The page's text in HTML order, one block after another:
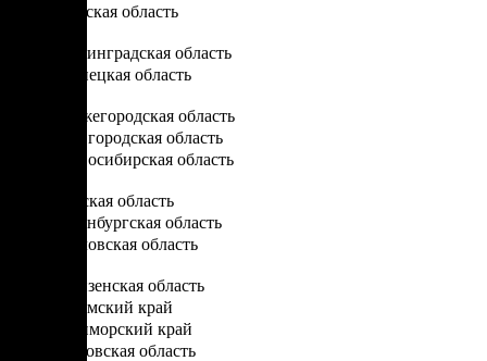
Курская область
Ленинградская область
Липецкая область
Нижегородская область
Новгородская область
Новосибирская область
Омская область
Оренбургская область
Орловская область
Пензенская область
Пермский край
Приморский край
Псковская область